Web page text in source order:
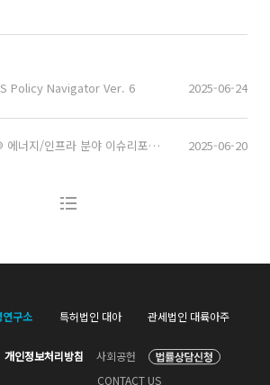
Policy Navigator Ver. 6 2025-06-24
에너지/인프라 분야 이슈리포트 - 환경부 배터리 순환이용 활성화 방안 2025-06-20
구소 특허법인 대아 관세법인 대륙아주
개인정보처리방침
사회공헌
CONTACT US